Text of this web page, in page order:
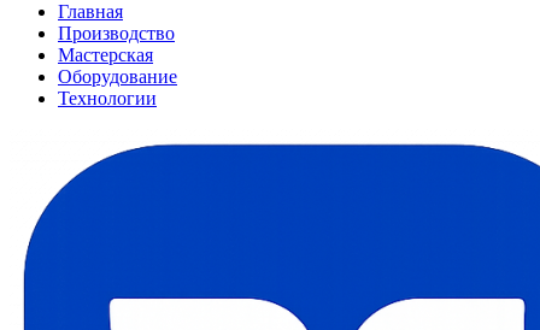
Главная
Производство
Мастерская
Оборудование
Технологии